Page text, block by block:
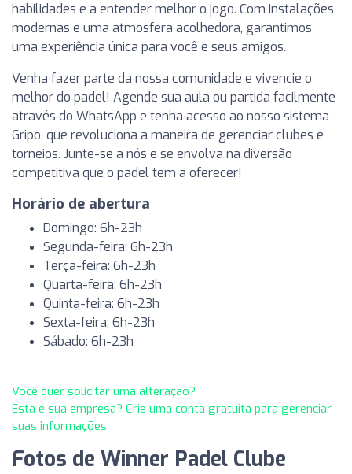
habilidades e a entender melhor o jogo. Com instalações
modernas e uma atmosfera acolhedora, garantimos
uma experiência única para você e seus amigos.
Venha fazer parte da nossa comunidade e vivencie o
melhor do padel! Agende sua aula ou partida facilmente
através do WhatsApp e tenha acesso ao nosso sistema
Gripo, que revoluciona a maneira de gerenciar clubes e
torneios. Junte-se a nós e se envolva na diversão
competitiva que o padel tem a oferecer!
Horário de abertura
Domingo: 6h-23h
Segunda-feira: 6h-23h
Terça-feira: 6h-23h
Quarta-feira: 6h-23h
Quinta-feira: 6h-23h
Sexta-feira: 6h-23h
Sábado: 6h-23h
Você quer solicitar uma alteração?
Esta é sua empresa? Crie uma conta gratuita para gerenciar
suas informações
Fotos de Winner Padel Clube